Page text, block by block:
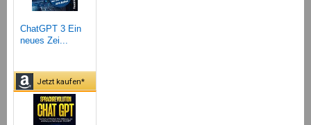
ChatGPT 3 Ein
neues Zei...
Jetzt kaufen*